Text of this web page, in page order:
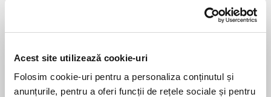
Acest site utilizează cookie-uri
Folosim cookie-uri pentru a personaliza conținutul și
anunțurile, pentru a oferi funcții de rețele sociale și pentru
se vor achita/ridica pana in ziua evenimentului la ora 14.00. Dupa
neridicata/neachitata nu mai este valabila.